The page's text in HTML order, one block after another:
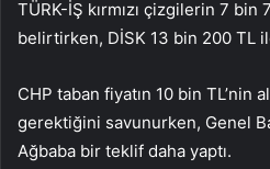
TÜRK-İŞ kırmızı çizgilerin 7 bin
belirtirken, DİSK 13 bin 200 TL
CHP taban fiyatın 10 bin TL’nin
gerektiğini savunurken, Genel
Ağbaba bir teklif daha yaptı.